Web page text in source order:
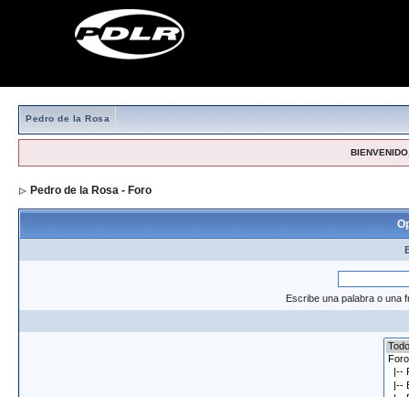
Pedro de la Rosa
Pedro de la Rosa - Foro
Escribe una palabra o una